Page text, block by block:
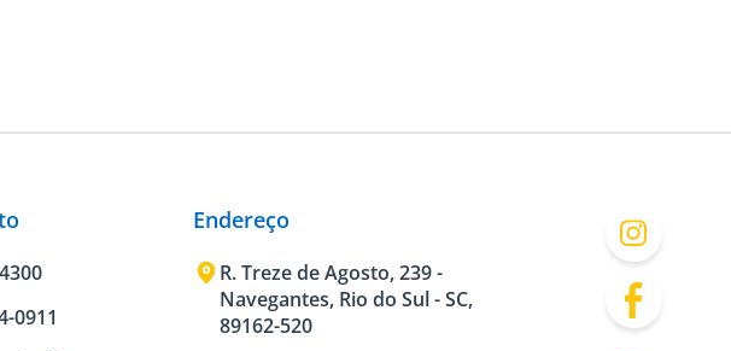
0911
Endereço
R. Treze de Agosto, 239 -
Navegantes, Rio do Sul - SC,
89162-520